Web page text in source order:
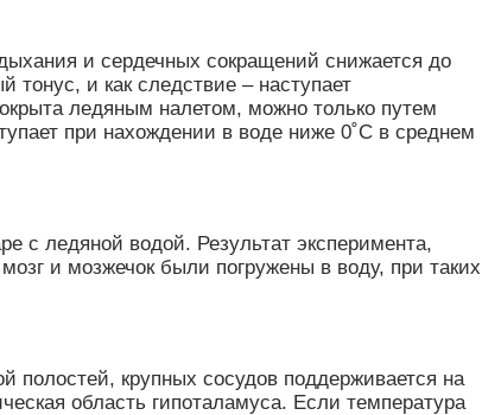
и сердечных сокращений снижается до
и как следствие – наступает
ледяным налетом, можно только путем
при нахождении в воде ниже 0˚C в среднем
с ледяной водой. Результат эксперимента,
и мозжечок были погружены в воду, при таких
полостей, крупных сосудов поддерживается на
область гипоталамуса. Если температура